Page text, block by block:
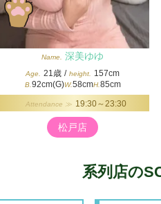
Name. 深美ゆゆ
Age. 21歳 / height. 157cm
B.92cm(G)W.58cmH.85cm
Attendance ≫ 19:30～23:30
松戸店
系列店の